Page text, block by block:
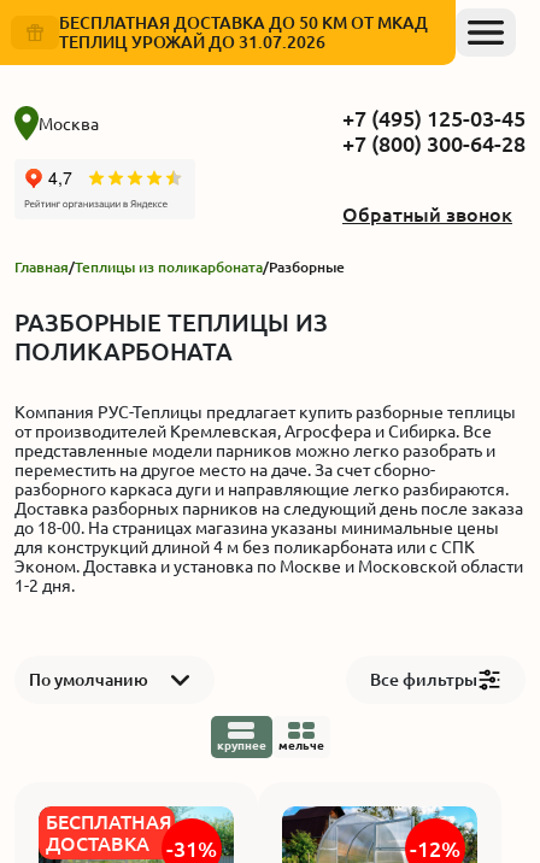
БЕСПЛАТНАЯ ДОСТАВКА ДО 50 КМ ОТ МКАД
ТЕПЛИЦ УРОЖАЙ ДО 31.07.2026
Акции
Вопросы
Москва
+7 (495) 125-03-45
+7 (800) 300-64-28
Обратный звонок
Главная/Теплицы из поликарбоната/Разборные
РАЗБОРНЫЕ ТЕПЛИЦЫ ИЗ
ПОЛИКАРБОНАТА
Компания РУС-Теплицы предлагает купить разборные теплицы
от производителей Кремлевская, Агросфера и Сибирка. Все
представленные модели парников можно легко разобрать и
переместить на другое место на даче. За счет сборно-
разборного каркаса дуги и направляющие легко разбираются.
Доставка разборных парников на следующий день после заказа
до 18-00. На страницах магазина указаны минимальные цены
для конструкций длиной 4 м без поликарбоната или с СПК
Эконом. Доставка и установка по Москве и Московской области
1-2 дня.
По умолчанию Все фильтры
крупнее мельче
БЕСПЛАТНАЯ
ДОСТАВКА
-31% -12%